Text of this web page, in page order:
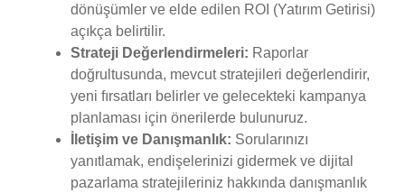
dönüşümler ve elde edilen ROI (Yatırım Getirisi)
açıkça belirtilir.
Strateji Değerlendirmeleri: Raporlar
doğrultusunda, mevcut stratejileri değerlendirir,
yeni fırsatları belirler ve gelecekteki kampanya
planlaması için önerilerde bulunuruz.
İletişim ve Danışmanlık: Sorularınızı
yanıtlamak, endişelerinizi gidermek ve dijital
pazarlama stratejileriniz hakkında danışmanlık